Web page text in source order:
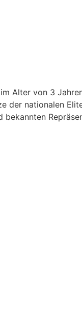
Alter von 3
der nationalen